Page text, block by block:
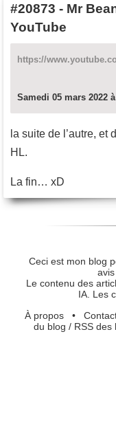
#20873 - Mr
YouTube
https://
Samedi 05 mars 2022
la suite de l’autre, et
HL.
La fin… xD
Ceci est mon blog
Le contenu des
IA. Les
À propos•
du blog / RSS des